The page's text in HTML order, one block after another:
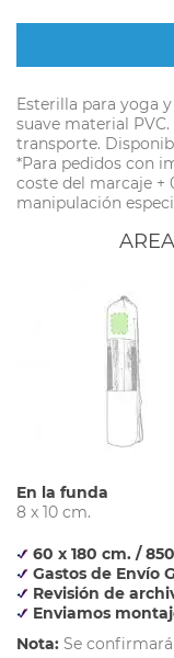
Esterilla para yoga
suave material
transporte.
*Para pedidos con
coste del marcaje +
manipulación
En la funda
8 x 10 cm.
60 x 180 cm. /
Gastos de Envío
Revisión de
Enviamos
Nota: Se